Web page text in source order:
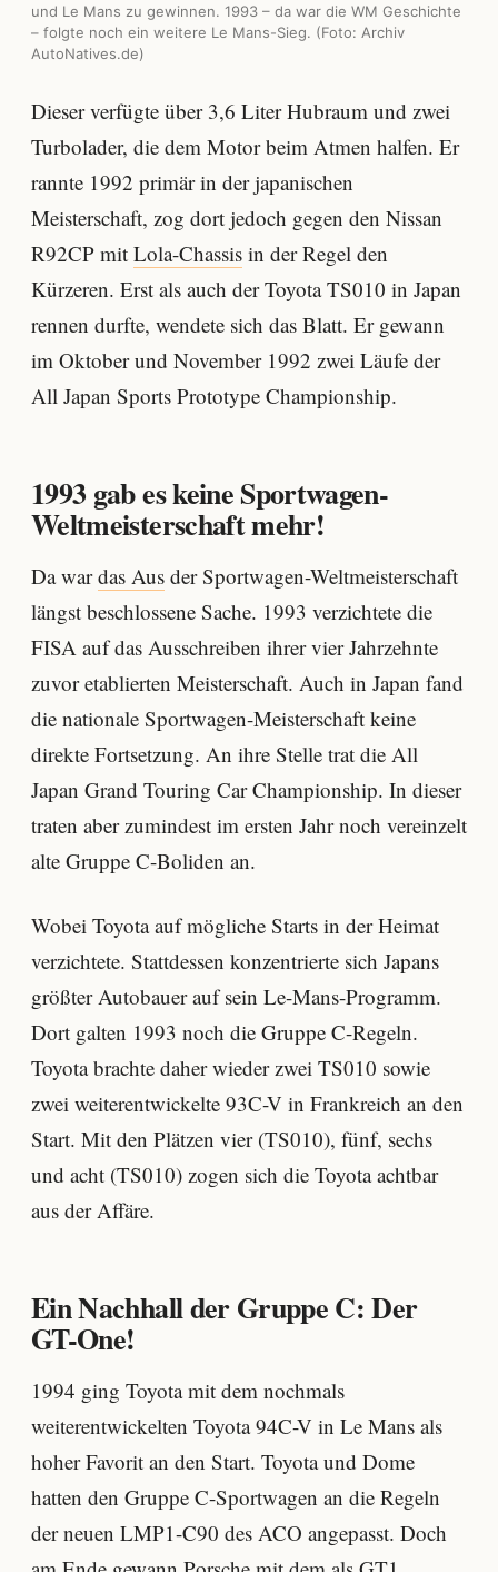
und Le Mans zu gewinnen. 1993 – da war die WM Geschichte
– folgte noch ein weitere Le Mans-Sieg. (Foto: Archiv
AutoNatives.de)
Dieser verfügte über 3,6 Liter Hubraum und zwei
Turbolader, die dem Motor beim Atmen halfen. Er
rannte 1992 primär in der japanischen
Meisterschaft, zog dort jedoch gegen den Nissan
R92CP mit Lola-Chassis in der Regel den
Kürzeren. Erst als auch der Toyota TS010 in Japan
rennen durfte, wendete sich das Blatt. Er gewann
im Oktober und November 1992 zwei Läufe der
All Japan Sports Prototype Championship.
1993 gab es keine Sportwagen-
Weltmeisterschaft mehr!
Da wardas Aus der Sportwagen-Weltmeisterschaft
längst beschlossene Sache. 1993 verzichtete die
FISA auf das Ausschreiben ihrer vier Jahrzehnte
zuvor etablierten Meisterschaft. Auch in Japan fand
die nationale Sportwagen-Meisterschaft keine
direkte Fortsetzung. An ihre Stelle trat die All
Japan Grand Touring Car Championship. In dieser
traten aber zumindest im ersten Jahr noch vereinzelt
alte Gruppe C-Boliden an.
Wobei Toyota auf mögliche Starts in der Heimat
verzichtete. Stattdessen konzentrierte sich Japans
größter Autobauer auf sein Le-Mans-Programm.
Dort galten 1993 noch die Gruppe C-Regeln.
Toyota brachte daher wieder zwei TS010 sowie
zwei weiterentwickelte 93C-V in Frankreich an den
Start. Mit den Plätzen vier (TS010), fünf, sechs
und acht (TS010) zogen sich die Toyota achtbar
aus der Affäre.
Ein Nachhall der Gruppe C: Der
GT-One!
1994 ging Toyota mit dem nochmals
weiterentwickelten Toyota 94C-V in Le Mans als
hoher Favorit an den Start. Toyota und Dome
hatten den Gruppe C-Sportwagen an die Regeln
der neuen LMP1-C90 des ACO angepasst. Doch